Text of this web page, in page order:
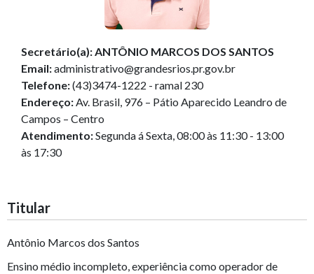
Secretário(a):ANTÔNIO MARCOS DOS SANTOS
Email:administrativo@grandesrios.pr.gov.br
Telefone:(43)3474-1222 - ramal 230
Endereço:Av. Brasil, 976 – Pátio Aparecido Leandro de
Campos – Centro
Atendimento:Segunda á Sexta, 08:00 às 11:30 - 13:00
às 17:30
Titular
Antônio Marcos dos Santos
Ensino médio incompleto, experiência como operador de